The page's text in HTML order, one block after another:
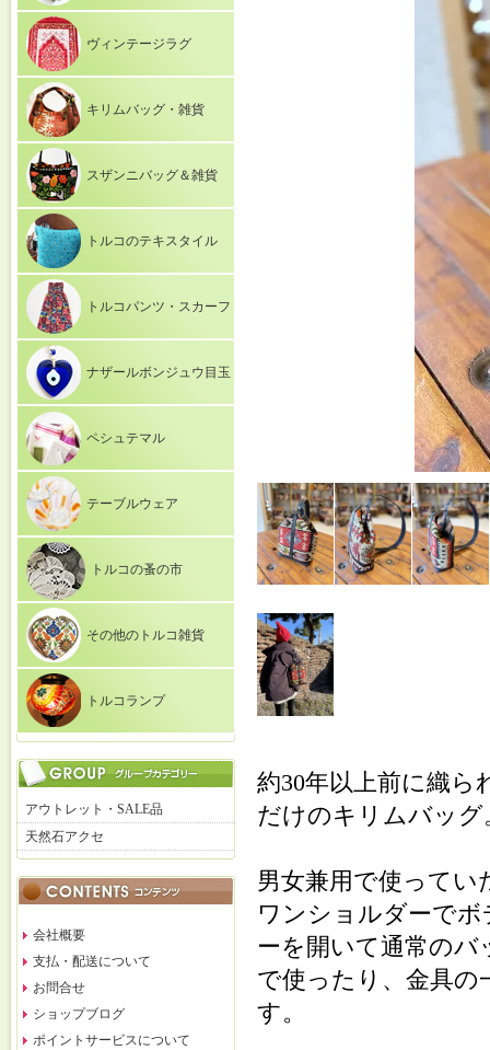
ヴィンテージラグ
キリムバッグ・雑貨
スザンニバッグ＆雑貨
トルコのテキスタイル
トルコパンツ・スカーフ
ナザールボンジュウ目玉
ペシュテマル
テーブルウェア
トルコの蚤の市
その他のトルコ雑貨
トルコランプ
アウトレット・SALE品
天然石アクセ
会社概要
支払・配送について
お問合せ
ショップブログ
ポイントサービスについて
約30年以上前に織
だけのキリムバッグ
男女兼用で使って
ワンショルダーで
ーを開いて通常の
で使ったり、金具の
す。